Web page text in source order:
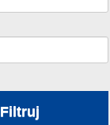
Filtruj